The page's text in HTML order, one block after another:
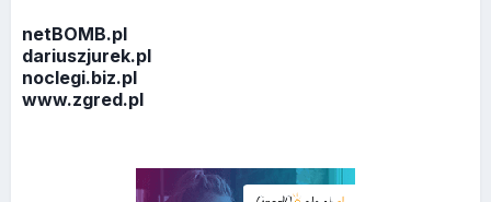
netBOMB.pl
dariuszjurek.pl
noclegi.biz.pl
www.zgred.pl